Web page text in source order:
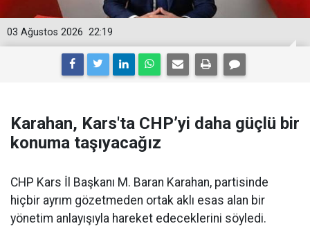
22:19
03 Ağustos 2026
Karahan, Kars'ta CHP’yi daha güçlü bir
konuma taşıyacağız
CHP Kars İl Başkanı M. Baran Karahan, partisinde
hiçbir ayrım gözetmeden ortak aklı esas alan bir
yönetim anlayışıyla hareket edeceklerini söyledi.